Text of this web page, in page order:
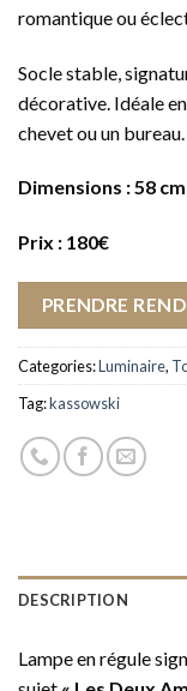
romantique ou
Socle stable,
décorative. Idéale
chevet ou un bureau.
Dimensions : 58 cm
Prix : 180€
PRENDRE
Categories:Luminaire,
Tag:kassowski
DESCRIPTION
Lampe en régule